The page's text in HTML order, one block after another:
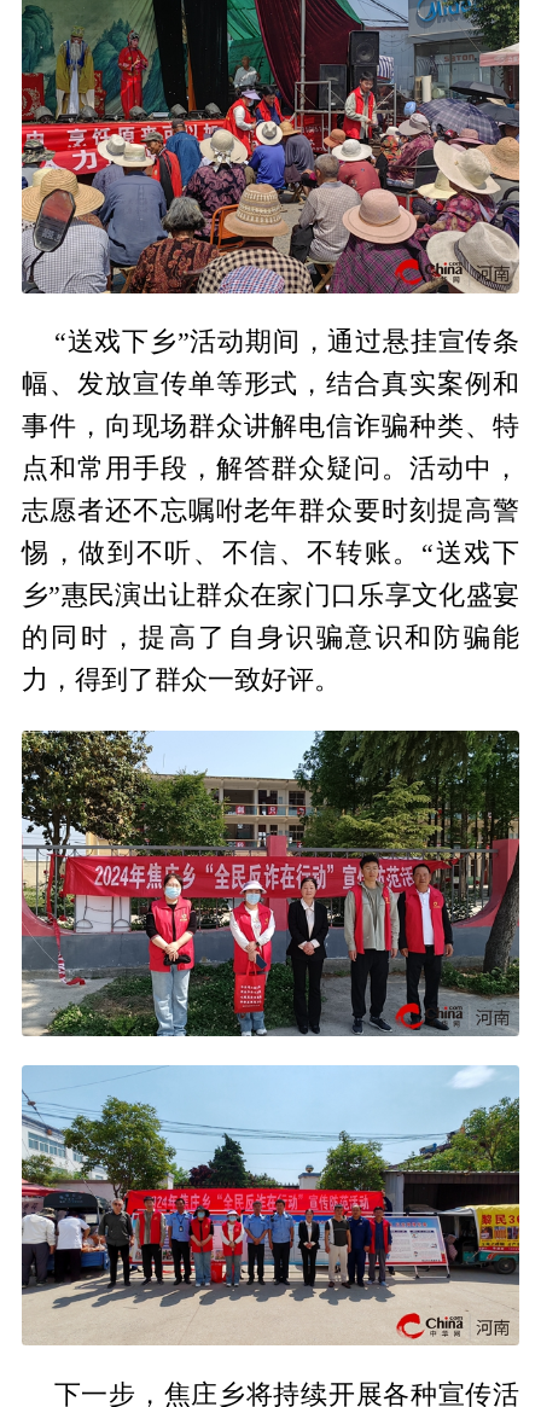
“送戏下乡”活动期间，通过悬挂宣传条
幅、发放宣传单等形式，结合真实案例和
事件，向现场群众讲解电信诈骗种类、特
点和常用手段，解答群众疑问。活动中，
志愿者还不忘嘱咐老年群众要时刻提高警
惕，做到不听、不信、不转账。“送戏下
乡”惠民演出让群众在家门口乐享文化盛宴
的同时，提高了自身识骗意识和防骗能
力，得到了群众一致好评。
下一步，焦庄乡将持续开展各种宣传活